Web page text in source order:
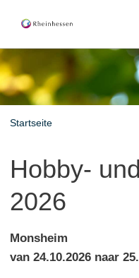
wijn
Startseite
Hobby-
2026
Monsheim
van 24.10.2026 naar